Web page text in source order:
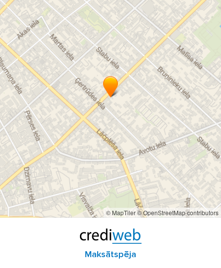
© MapTiler© OpenStreetMap contributors
Maksātspēja